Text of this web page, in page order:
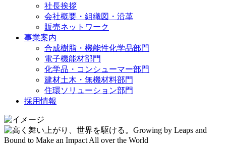
社長挨拶
会社概要・組織図・沿革
販売ネットワーク
事業案内
合成樹脂・機能性化学品部門
電子機能材部門
化学品・コンシューマー部門
建材土木・無機材料部門
住環ソリューション部門
採用情報